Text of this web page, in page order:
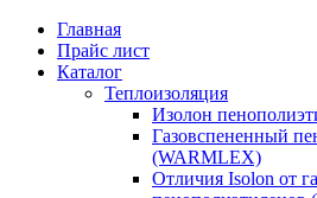
Главная
Прайс лист
Каталог
Теплоизоляция
Изолон
Газовспененный
(WARMLEX)
Отличия Isolon от